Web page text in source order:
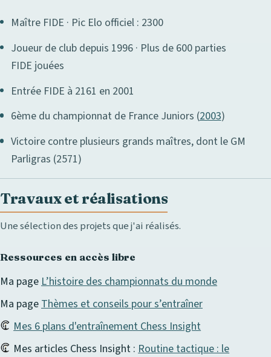
Maître FIDE · Pic Elo officiel : 2300
Joueur de club depuis 1996 · Plus de 600 parties
FIDE jouées
Entrée FIDE à 2161 en 2001
6ème du championnat de France Juniors (2003)
Victoire contre plusieurs grands maîtres, dont le GM
Parligras (2571)
Travaux et réalisations
Une sélection des projets que j'ai réalisés.
Ressources en accès libre
Ma page L’histoire des championnats du monde
Ma page Thèmes et conseils pour s’entraîner
Mes 6 plans d'entraînement Chess Insight
Mes articles Chess Insight : Routine tactique : le